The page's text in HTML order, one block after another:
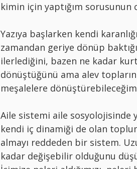
kimin için yaptığım sorusunun
Yazıya başlarken kendi
zamandan geriye dönüp
ilerlediğini, bazen ne kadar
dönüştüğünü ama alev
meşalelere
Aile sistemi aile sosyolojisinde
kendi iç dinamiği de olan
almayı reddeden bir sistem.
kadar değişebilir olduğunu